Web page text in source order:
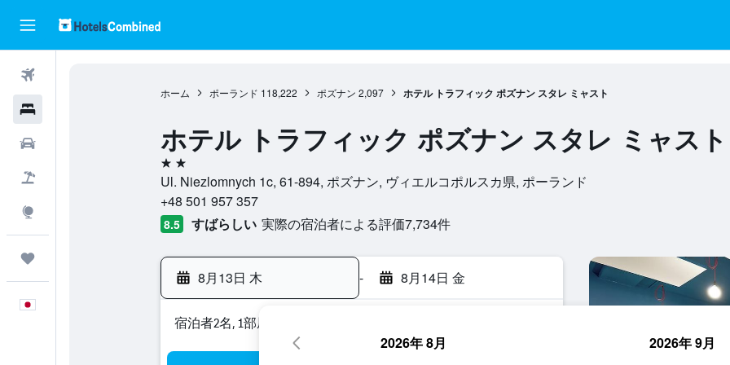
ホーム ポーランド 118,222 ポズナン 2,097 ホテル トラフィック ポズナン スタレ ミャスト
ホテル トラフィック ポズナン スタレ ミャスト
2つ星
Ul. Niezlomnych 1c, 61-894, ポズナン, ヴィエルコポルスカ県, ポーランド
+48 501 957 357
8.5 すばらしい 実際の宿泊者による評価7,734​件
8月13日 木 - 8月14日 金
宿泊者2名, 1​部屋
2026年 8月 2026年 9月